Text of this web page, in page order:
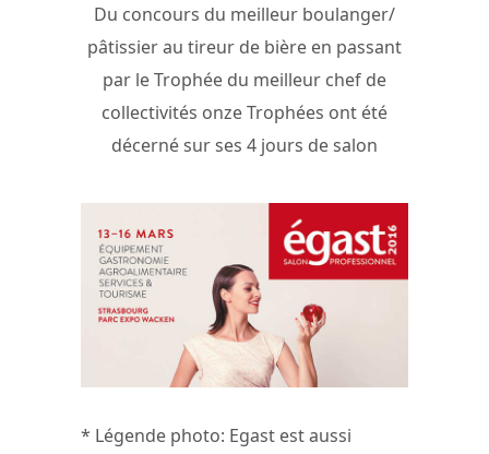
Du concours du meilleur boulanger/
pâtissier au tireur de bière en passant
par le Trophée du meilleur chef de
collectivités onze Trophées ont été
décerné sur ses 4 jours de salon
* Légende photo: Egast est aussi